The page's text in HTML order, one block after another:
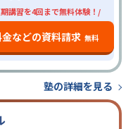
講習を4回まで無料体験！/
などの資料請求 無料
塾の詳細を見る